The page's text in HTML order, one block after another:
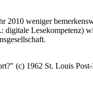
2010 weniger
digitale Lesekompetenz)
(c) 1962 St. Louis